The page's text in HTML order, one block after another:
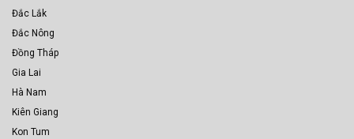
Đắc Lắk
Đắc Nông
Đồng Tháp
Gia Lai
Hà Nam
Kiên Giang
Kon Tum